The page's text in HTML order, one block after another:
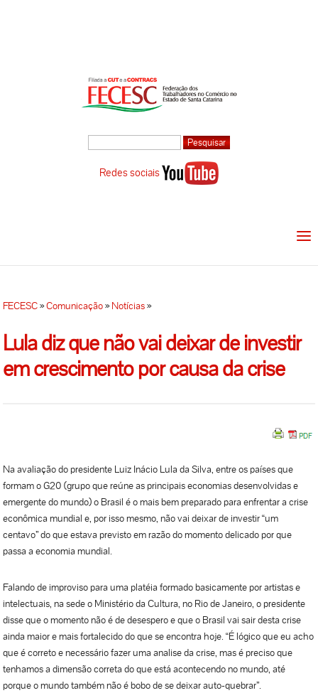
Redes sociais
FECESC»Comunicação»Notícias»
Lula diz que não vai deixar de investir
em crescimento por causa da crise
Na avaliação do presidente Luiz Inácio Lula da Silva, entre os países que
formam o G20 (grupo que reúne as principais economias desenvolvidas e
emergente do mundo) o Brasil é o mais bem preparado para enfrentar a crise
econômica mundial e, por isso mesmo, não vai deixar de investir “um
centavo” do que estava previsto em razão do momento delicado por que
passa a economia mundial.
Falando de improviso para uma platéia formado basicamente por artistas e
intelectuais, na sede o Ministério da Cultura, no Rio de Janeiro, o presidente
disse que o momento não é de desespero e que o Brasil vai sair desta crise
ainda maior e mais fortalecido do que se encontra hoje. “É lógico que eu acho
que é correto e necessário fazer uma analise da crise, mas é preciso que
tenhamos a dimensão correta do que está acontecendo no mundo, até
porque o mundo também não é bobo de se deixar auto-quebrar”.